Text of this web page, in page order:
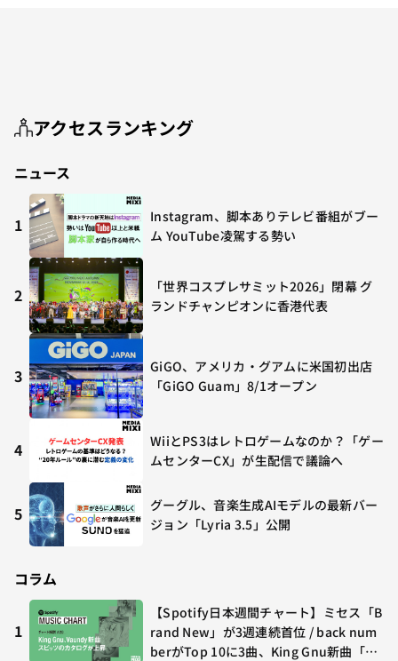
アクセスランキング
ニュース
1
Instagram、脚本ありテレビ番組がブー
ム YouTube凌駕する勢い
2
「世界コスプレサミット2026」閉幕 グ
ランドチャンピオンに香港代表
3
GiGO、アメリカ・グアムに米国初出店
「GiGO Guam」8/1オープン
4
WiiとPS3はレトロゲームなのか？「ゲー
ムセンターCX」が生配信で議論へ
5
グーグル、音楽生成AIモデルの最新バー
ジョン「Lyria 3.5」公開
コラム
1
【Spotify日本週間チャート】ミセス「B
rand New」が3週連続首位 / back num
berがTop 10に3曲、King Gnu新曲「G